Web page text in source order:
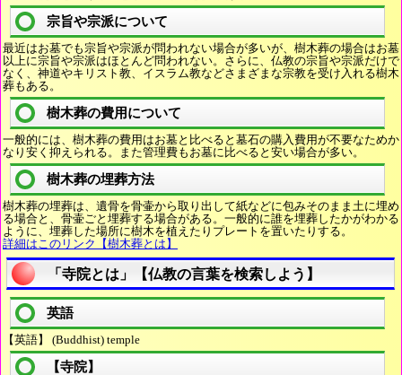
宗旨や宗派について
最近はお墓でも宗旨や宗派が問われない場合が多いが、樹木葬の場合はお墓
以上に宗旨や宗派はほとんど問われない。さらに、仏教の宗旨や宗派だけで
なく、神道やキリスト教、イスラム教などさまざまな宗教を受け入れる樹木
葬もある。
樹木葬の費用について
一般的には、樹木葬の費用はお墓と比べると墓石の購入費用が不要なためか
なり安く抑えられる。また管理費もお墓に比べると安い場合が多い。
樹木葬の埋葬方法
樹木葬の埋葬は、遺骨を骨壷から取り出して紙などに包みそのまま土に埋め
る場合と、骨壷ごと埋葬する場合がある。一般的に誰を埋葬したかがわかる
ように、埋葬した場所に樹木を植えたりプレートを置いたりする。
詳細はこのリンク【樹木葬とは】
「寺院とは」【仏教の言葉を検索しよう】
英語
【英語】 (Buddhist) temple
【寺院】